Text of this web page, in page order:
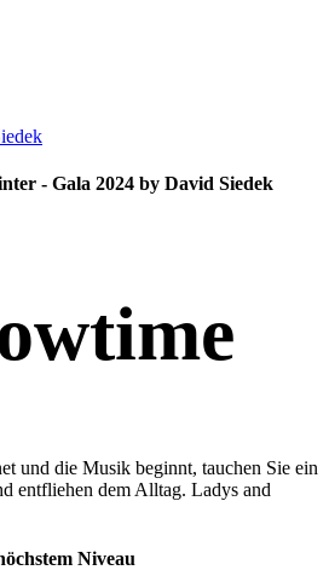
- Gala 2024 by David Siedek
und die Musik beginnt, tauchen Sie ein
entfliehen dem Alltag. Ladys and
Niveau